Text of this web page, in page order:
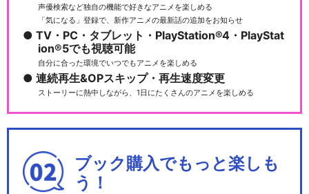
声優検索など独自の機能で好きなアニメを楽しめる
「気になる」登録で、新作アニメの最新話の追加をお知らせ
TV・PC・タブレット・PlayStation®4・PlayStat
ion®5でも視聴可能
自分に合った環境でいつでもアニメを楽しめる
連続再生&OPスキップ・再生速度変更
ストーリーに熱中しながら、1日にたくさんのアニメを楽しめる
ブック購入でもっと楽しも
う！